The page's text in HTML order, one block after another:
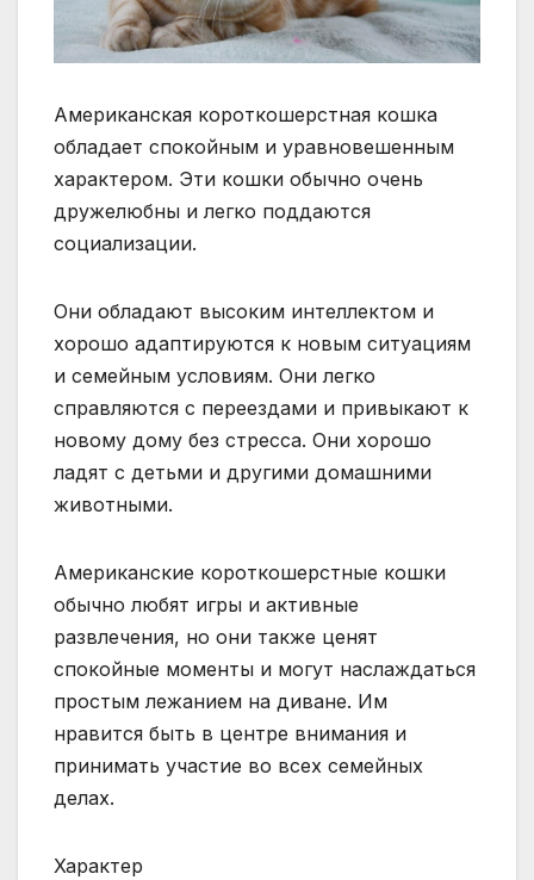
Американская короткошерстная кошка
обладает спокойным и уравновешенным
характером. Эти кошки обычно очень
дружелюбны и легко поддаются
социализации.
Они обладают высоким интеллектом и
хорошо адаптируются к новым ситуациям
и семейным условиям. Они легко
справляются с переездами и привыкают к
новому дому без стресса. Они хорошо
ладят с детьми и другими домашними
животными.
Американские короткошерстные кошки
обычно любят игры и активные
развлечения, но они также ценят
спокойные моменты и могут наслаждаться
простым лежанием на диване. Им
нравится быть в центре внимания и
принимать участие во всех семейных
делах.
Характер